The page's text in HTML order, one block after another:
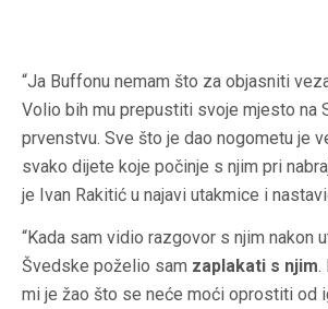
“Ja Buffonu nemam što za objasniti
Volio bih mu prepustiti svoje mjesto na
prvenstvu. Sve što je dao nogometu je
svako dijete koje počinje s njim pri
je Ivan Rakitić u najavi utakmice i
“Kada sam vidio razgovor s njim nakon
Švedske poželio sam zaplakati s njim.
mi je žao što se neće moći oprostiti od